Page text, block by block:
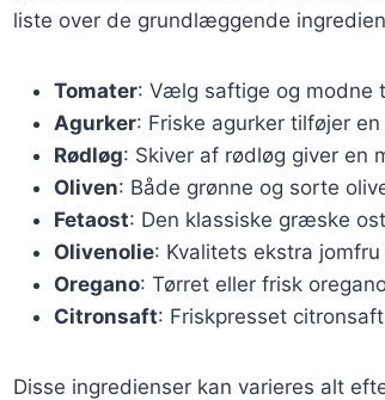
liste over de grundlæggende
Tomater: Vælg saftige og modne
Agurker: Friske agurker tilføjer
Rødløg: Skiver af rødløg giver en
Oliven: Både grønne og sorte
Fetaost: Den klassiske græske
Olivenolie: Kvalitets ekstra
Oregano: Tørret eller frisk
Citronsaft: Friskpresset
Disse ingredienser kan varieres alt